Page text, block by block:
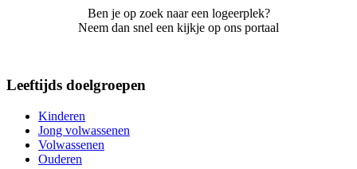
Ben je op zoek naar een logeerplek?
Neem dan snel een kijkje op ons portaal
Leeftijds doelgroepen
Kinderen
Jong volwassenen
Volwassenen
Ouderen